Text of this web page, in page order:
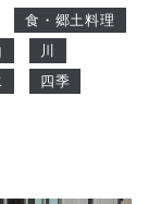
食・郷土料理
川
四季